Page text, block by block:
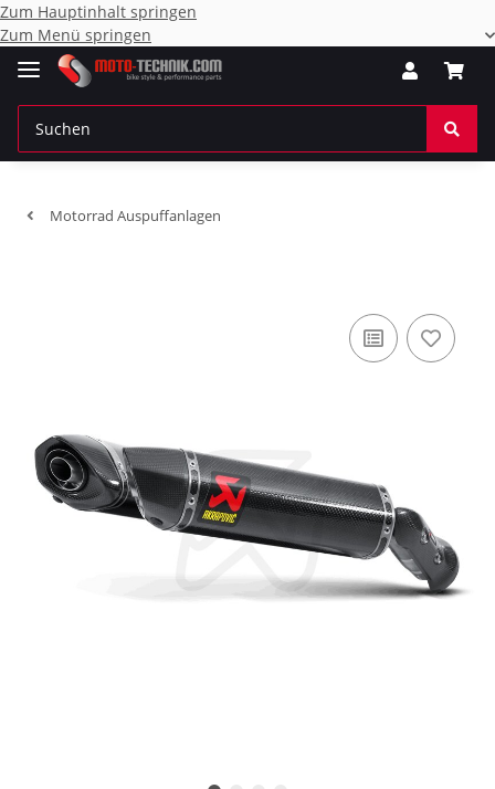
Zum Hauptinhalt springen
Zum Menü springen
Motorrad Auspuffanlagen